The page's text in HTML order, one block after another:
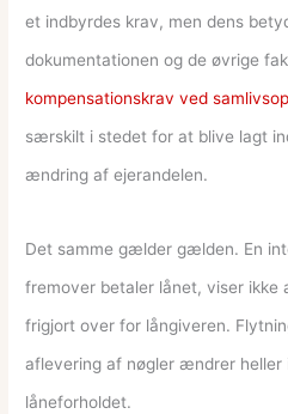
et indbyrdes krav, men dens
dokumentationen og de øvrige
kompensationskrav ved
særskilt i stedet for at blive lagt
ændring af ejerandelen.
Det samme gælder gælden. En
fremover betaler lånet, viser ikke
frigjort over for långiveren.
aflevering af nøgler ændrer heller
låneforholdet.